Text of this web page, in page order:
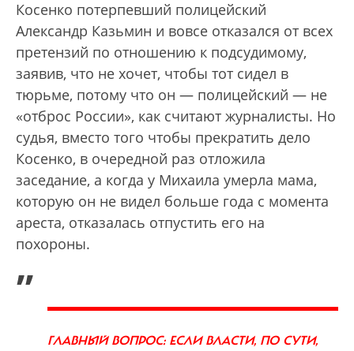
Косенко потерпевший полицейский
Александр Казьмин и вовсе отказался от всех
претензий по отношению к подсудимому,
заявив, что не хочет, чтобы тот сидел в
тюрьме, потому что он — полицейский — не
«отброс России», как считают журналисты. Но
судья, вместо того чтобы прекратить дело
Косенко, в очередной раз отложила
заседание, а когда у Михаила умерла мама,
которую он не видел больше года с момента
ареста, отказалась отпустить его на
похороны.
„
ГЛАВНЫЙ ВОПРОС: ЕСЛИ ВЛАСТИ, ПО СУТИ,